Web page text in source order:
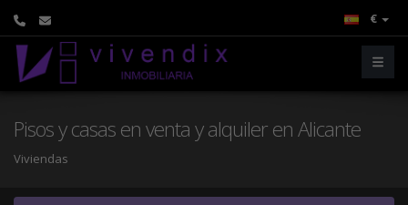
€
Pisos y casas en venta y alquiler en Alicante
Viviendas